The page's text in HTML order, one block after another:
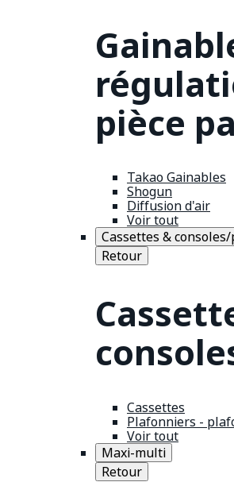
pièce
Takao Gainables
Shogun
Diffusion d'air
Voir tout
Cassettes &
Retour
Cassettes
Plafonniers -
Voir tout
Maxi-multi
Retour